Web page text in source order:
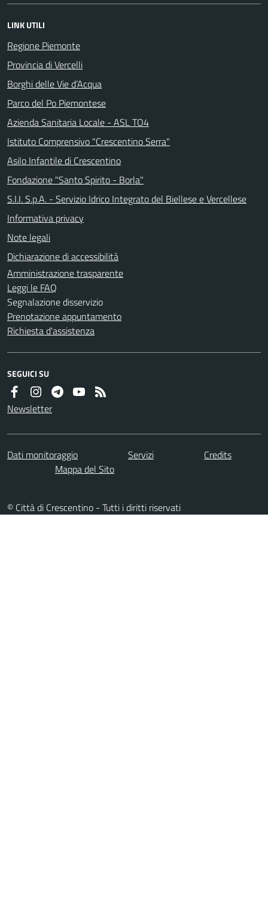
LINK UTILI
Regione Piemonte
Provincia di Vercelli
Borghi delle Vie d’Acqua
Parco del Po Piemontese
Azienda Sanitaria Locale - ASL TO4
Istituto Comprensivo "Crescentino Serra"
Asilo Infantile di Crescentino
Fondazione "Santo Spirito - Borla"
S.I.I. S.p.A. - Servizio Idrico Integrato del Biellese e Vercellese
Informativa privacy
Note legali
Dichiarazione di accessibilità
Amministrazione trasparente
Leggi le FAQ
Segnalazione disservizio
Prenotazione appuntamento
Richiesta d'assistenza
SEGUICI SU
Newsletter
Dati monitoraggio Servizi
Credits
Mappa del Sito
© Città di Crescentino - Tutti i diritti riservati